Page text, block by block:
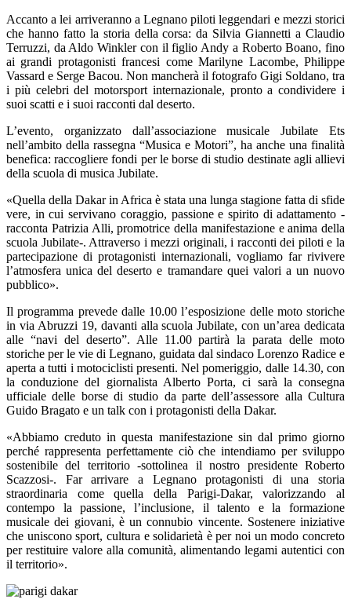
Accanto a lei arriveranno a Legnano piloti leggendari e mezzi storici
che hanno fatto la storia della corsa: da Silvia Giannetti a Claudio
Terruzzi, da Aldo Winkler con il figlio Andy a Roberto Boano, fino
ai grandi protagonisti francesi come Marilyne Lacombe, Philippe
Vassard e Serge Bacou. Non mancherà il fotografo Gigi Soldano, tra
i più celebri del motorsport internazionale, pronto a condividere i
suoi scatti e i suoi racconti dal deserto.
L’evento, organizzato dall’associazione musicale Jubilate Ets
nell’ambito della rassegna “Musica e Motori”, ha anche una finalità
benefica: raccogliere fondi per le borse di studio destinate agli allievi
della scuola di musica Jubilate.
«Quella della Dakar in Africa è stata una lunga stagione fatta di sfide
vere, in cui servivano coraggio, passione e spirito di adattamento -
racconta Patrizia Alli, promotrice della manifestazione e anima della
scuola Jubilate-. Attraverso i mezzi originali, i racconti dei piloti e la
partecipazione di protagonisti internazionali, vogliamo far rivivere
l’atmosfera unica del deserto e tramandare quei valori a un nuovo
pubblico».
Il programma prevede dalle 10.00 l’esposizione delle moto storiche
in via Abruzzi 19, davanti alla scuola Jubilate, con un’area dedicata
alle “navi del deserto”. Alle 11.00 partirà la parata delle moto
storiche per le vie di Legnano, guidata dal sindaco Lorenzo Radice e
aperta a tutti i motociclisti presenti. Nel pomeriggio, dalle 14.30, con
la conduzione del giornalista Alberto Porta, ci sarà la consegna
ufficiale delle borse di studio da parte dell’assessore alla Cultura
Guido Bragato e un talk con i protagonisti della Dakar.
«Abbiamo creduto in questa manifestazione sin dal primo giorno
perché rappresenta perfettamente ciò che intendiamo per sviluppo
sostenibile del territorio -sottolinea il nostro presidente Roberto
Scazzosi-. Far arrivare a Legnano protagonisti di una storia
straordinaria come quella della Parigi-Dakar, valorizzando al
contempo la passione, l’inclusione, il talento e la formazione
musicale dei giovani, è un connubio vincente. Sostenere iniziative
che uniscono sport, cultura e solidarietà è per noi un modo concreto
per restituire valore alla comunità, alimentando legami autentici con
il territorio».